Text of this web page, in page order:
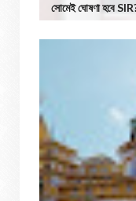
সোমেই ঘোষণা হবে